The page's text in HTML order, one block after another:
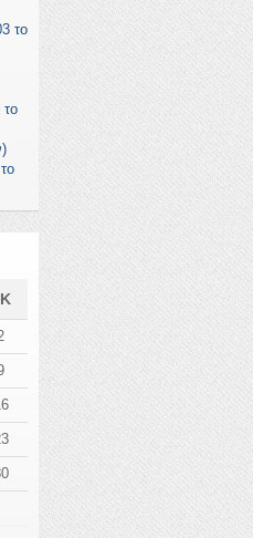
το
το
Κ